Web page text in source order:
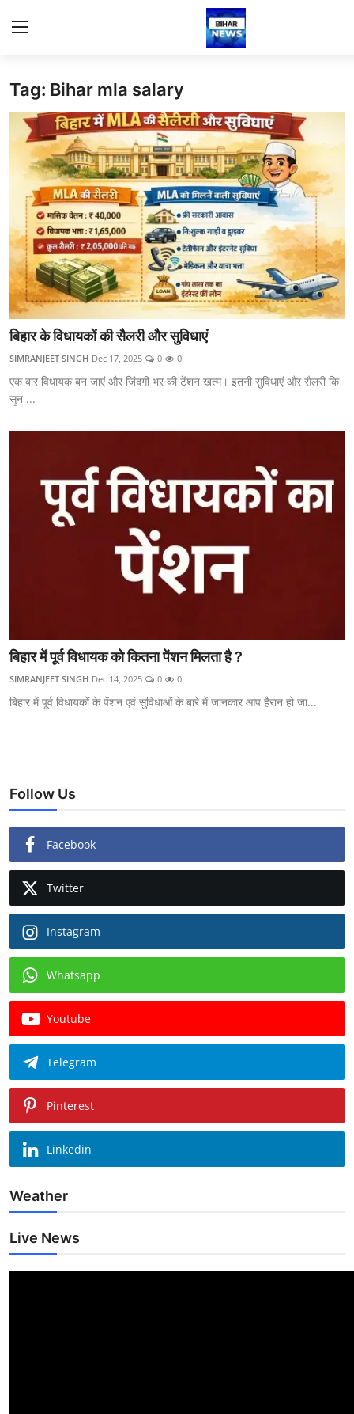
Login Register
Home
Bihar
Sports
Jharkhand
Technology
Health
Career
Sarkari Yojana
Intresting facts
Tag: Bihar mla salary
बिहार के विधायकों की सैलरी और सुविधाएं
SIMRANJEET SINGH Dec 17, 2025 0 0
एक बार विधायक बन जाएं और जिंदगी भर की टेंशन खत्म। इतनी सुविधाएं और सैलरी कि
सुन ...
बिहार में पूर्व विधायक को कितना पेंशन मिलता है ?
SIMRANJEET SINGH Dec 14, 2025 0 0
बिहार में पूर्व विधायकों के पेंशन एवं सुविधाओं के बारे में जानकार आप हैरान हो जा...
Follow Us
Facebook
Twitter
Instagram
Whatsapp
Youtube
Telegram
Pinterest
Linkedin
Weather
Live News